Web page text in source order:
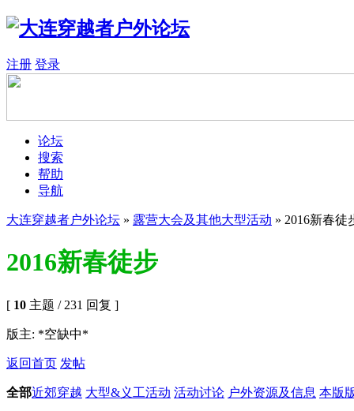
注册 登录
论坛
搜索
帮助
导航
大连穿越者户外论坛 » 露营大会及其他大型活动 » 2016新春徒
2016新春徒步
[ 10 主题 / 231 回复 ]
版主: *空缺中*
返回首页 发帖
全部近郊穿越 大型&义工活动 活动讨论 户外资源及信息 本版